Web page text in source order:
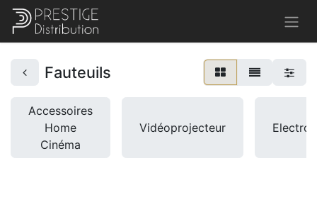
Fauteuils
Accessoires
Home
Cinéma
Vidéoprojecteur